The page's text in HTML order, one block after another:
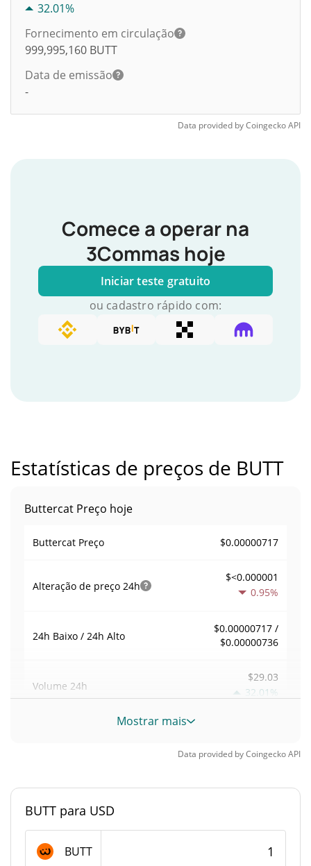
32.01%
Fornecimento em circulação
999,995,160 BUTT
Data de emissão
-
Data provided byCoingeckoAPI
Comece a operar na
3Commas hoje
Iniciar teste gratuito
ou cadastro rápido com:
Estatísticas de preços de BUTT
Buttercat Preço hoje
Buttercat Preço $0.00000717
Alteração de preço 24h
$<0.000001
0.95%
24h Baixo / 24h Alto
$0.00000717 /
$0.00000736
Volume 24h
$29.03
32.01%
Volume / Limite de
Posição de mercado
Fornecimento de Buttercat
Mostrar mais
Data provided byCoingeckoAPI
BUTT para USD
BUTT